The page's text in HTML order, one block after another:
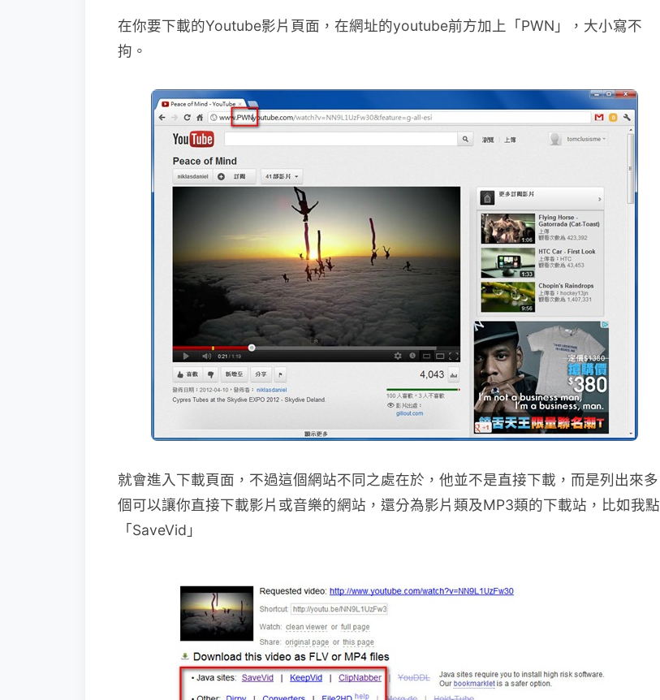
在你要下載的Youtube影片頁面，在網址的youtube前方加上「PWN」，大小寫不
拘。
就會進入下載頁面，不過這個網站不同之處在於，他並不是直接下載，而是列出來多
個可以讓你直接下載影片或音樂的網站，還分為影片類及MP3類的下載站，比如我點
「SaveVid」